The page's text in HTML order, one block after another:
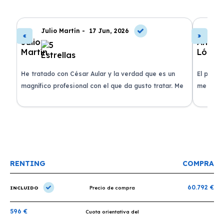
Julio Martín - 17 Jun, 2026
He tratado con César Aular y la verdad que es un
magnífico profesional con el que da gusto tratar. Me
recomiendo un montón, muchas gracias!
El
me
plazo
RENTING COMPRA
INCLUIDO Precio de compra 60.792 €
596 €
Cuota orientativa del